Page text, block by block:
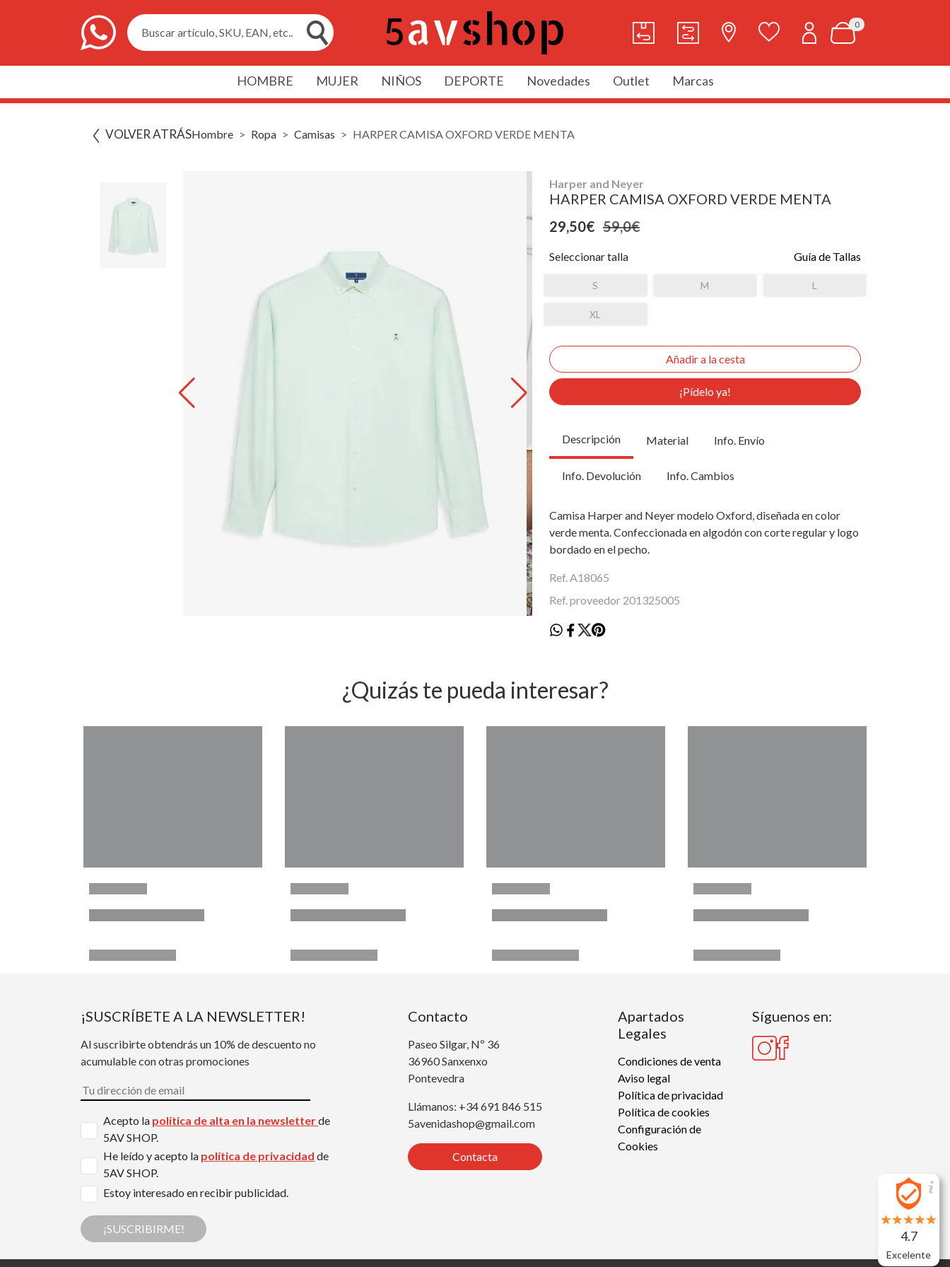
Buscar artículo, SKU, EAN, etc..
0
HOMBRE MUJER NIÑOS DEPORTE Novedades Outlet Marcas
VOLVER ATRÁSHombre Ropa Camisas HARPER CAMISA OXFORD VERDE MENTA
Harper and Neyer
HARPER CAMISA OXFORD VERDE MENTA
29,50€ 59,0€
Seleccionar talla Guía de Tallas
S M L
XL
¡Pídelo ya!
Descripción Material Info. Envío
Info. Devolución Info. Cambios
Camisa Harper and Neyer modelo Oxford, diseñada en color
verde menta. Confeccionada en algodón con corte regular y logo
bordado en el pecho.
Ref. A18065
Ref. proveedor 201325005
¿Quizás te pueda interesar?
¡SUSCRÍBETE A LA NEWSLETTER!
Al suscribirte obtendrás un 10% de descuento no
acumulable con otras promociones
Acepto la política de alta en la newsletterde
5AV SHOP.
He leído y acepto la política de privacidad de
5AV SHOP.
Estoy interesado en recibir publicidad.
¡SUSCRIBIRME!
Contacto
Paseo Silgar, Nº 36
36960 Sanxenxo
Pontevedra
Llámanos: +34 691 846 515
5avenidashop@gmail.com
Contacta
Apartados
Legales
Condiciones de venta
Aviso legal
Política de privacidad
Política de cookies
Configuración de
Cookies
Síguenos en:
4.7
Excelente